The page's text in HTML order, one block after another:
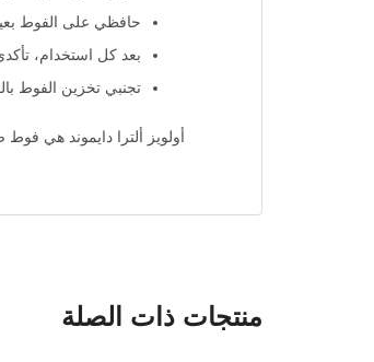
حافظي على الفوط
بعد كل استخدام،
تجنبي تخزين الفوط
أولويز ألترا دايموند هي
منتجات ذات الصلة